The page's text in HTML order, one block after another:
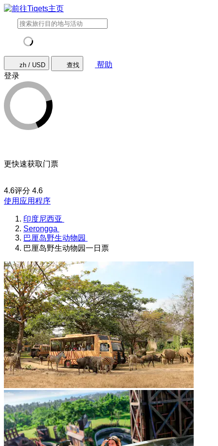
zh / USD 查找
帮助
登录
更快速获取门票
4.6评分 4.6
使用应用程序
印度尼西亚
Serongga
巴厘岛野生动物园
巴厘岛野生动物园一日票